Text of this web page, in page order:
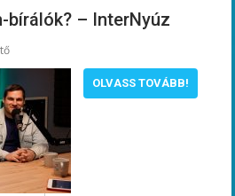
bírálók? – InterNyúz
OLVASS TOVÁBB!